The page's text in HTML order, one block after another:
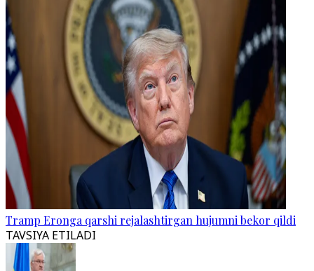
Tramp Eronga qarshi rejalashtirgan hujumni bekor qildi
TAVSIYA ETILADI